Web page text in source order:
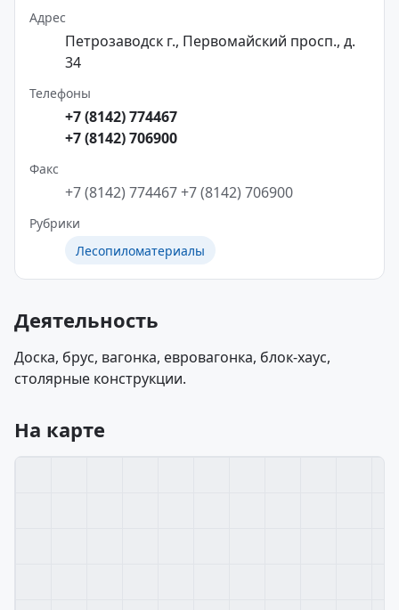
Адрес
Петрозаводск г., Первомайский просп., д.
34
Телефоны
+7 (8142) 774467
+7 (8142) 706900
Факс
+7 (8142) 774467+7 (8142) 706900
Рубрики
Лесопиломатериалы
Деятельность
Доска, брус, вагонка, евровагонка, блок-хаус,
столярные конструкции.
На карте